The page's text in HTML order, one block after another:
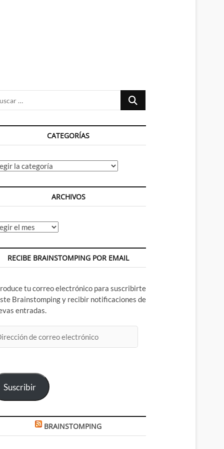
Buscar
CATEGORÍAS
ARCHIVOS
RECIBE BRAINSTOMPING POR EMAIL
tu correo electrónico para suscribirte
Brainstomping y recibir notificaciones de
entradas.
Suscribir
BRAINSTOMPING